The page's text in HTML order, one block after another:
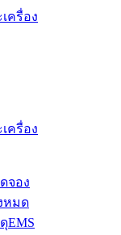
จอง
หมด
EMS